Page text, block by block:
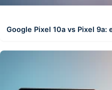
Google Pixel 10a vs Pixel 9a: